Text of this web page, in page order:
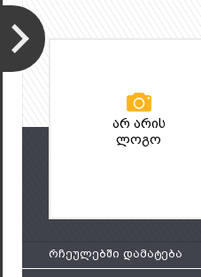
არ არის
ლოგო
რჩეულებში დამატება